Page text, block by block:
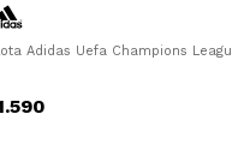
Adidas Uefa Champions